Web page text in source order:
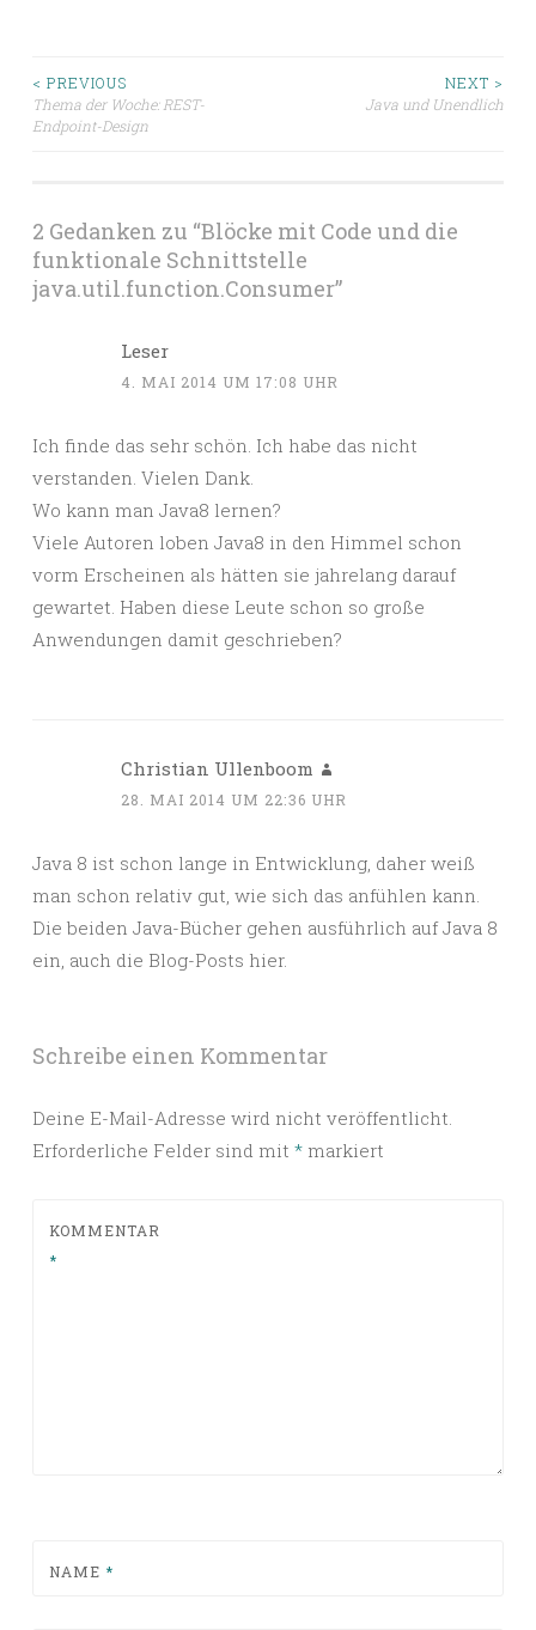
Beitragsnavigation
< PREVIOUS
Thema der Woche: REST-
Endpoint-Design
NEXT >
Java und Unendlich
2 Gedanken zu “Blöcke mit Code und die
funktionale Schnittstelle
java.util.function.Consumer”
Leser
4. MAI 2014 UM 17:08 UHR
Ich finde das sehr schön. Ich habe das nicht
verstanden. Vielen Dank.
Wo kann man Java8 lernen?
Viele Autoren loben Java8 in den Himmel schon
vorm Erscheinen als hätten sie jahrelang darauf
gewartet. Haben diese Leute schon so große
Anwendungen damit geschrieben?
Christian Ullenboom
28. MAI 2014 UM 22:36 UHR
Java 8 ist schon lange in Entwicklung, daher weiß
man schon relativ gut, wie sich das anfühlen kann.
Die beiden Java-Bücher gehen ausführlich auf Java 8
ein, auch die Blog-Posts hier.
Schreibe einen Kommentar
Deine E-Mail-Adresse wird nicht veröffentlicht.
Erforderliche Felder sind mit * markiert
KOMMENTAR
*
NAME *